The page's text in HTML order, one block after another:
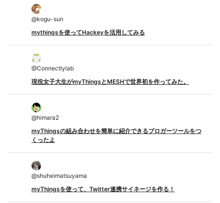
@kogu-sun
mythingsを使ってHackeyを活用してみる
@Connectlylab
現役女子大生がmyThingsとMESHで世界初を作ってみた。
@himara2
myThingsの組み合わせを簡単に紹介できるブロガーツールをつ
くったよ
@shuheimatsuyama
myThingsを使って、Twitter連携サイネージを作る！